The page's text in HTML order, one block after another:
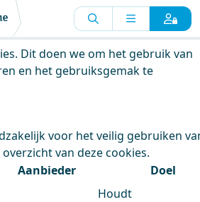
maakt gebruik van
Dit doen we om het gebruik van
en het gebruiksgemak te
voor het veilig gebruiken
van deze cookies.
Aanbieder Doel
Houdt